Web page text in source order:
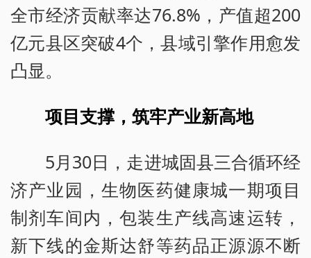
全市经济贡献率达76.8%，产值超200
亿元县区突破4个，县域引擎作用愈发
凸显。
项目支撑，筑牢产业新高地
5月30日，走进城固县三合循环经
济产业园，生物医药健康城一期项目
制剂车间内，包装生产线高速运转，
新下线的金斯达舒等药品正源源不断